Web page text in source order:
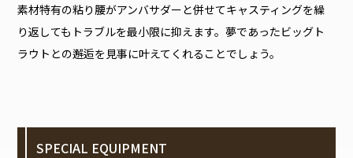
素材特有の粘り腰がアンバサダーと併せてキャスティングを繰
り返してもトラブルを最小限に抑えます。夢であったビッグト
ラウトとの邂逅を見事に叶えてくれることでしょう。
SPECIAL EQUIPMENT